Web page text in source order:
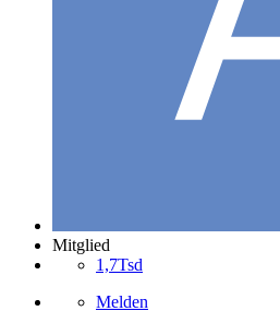
Mitglied
1,7Tsd
Melden